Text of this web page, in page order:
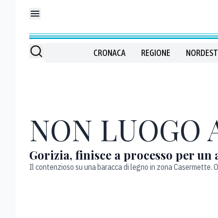
CRONACA REGIONE NORDEST
NON LUOGO
Gorizia, finisce a processo per
Il contenzioso su una baracca di legno in zona Casermette.